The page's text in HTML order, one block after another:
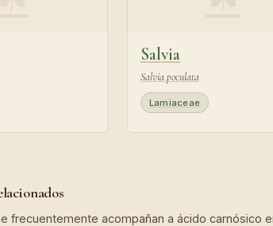
Salvia
Salvia poculata
Lamiaceae
frecuentemente acompañan a ácido carnósico